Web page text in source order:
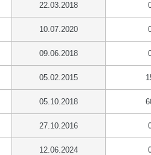
22.03.2018
10.07.2020
09.06.2018
05.02.2015
05.10.2018
27.10.2016
12.06.2024